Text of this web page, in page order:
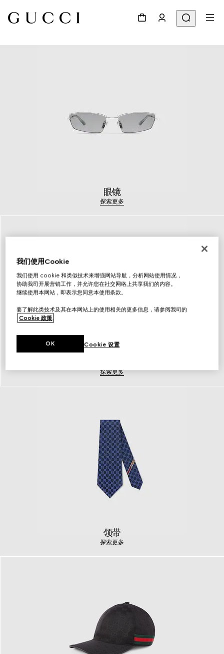
眼镜
探索更多
探索更多
领带
探索更多
我们使用Cookie
我们使用 cookie 和类似技术来增强网站导航，分析网站使用情况，
协助我司开展营销工作，并允许您在社交网络上共享我们的内容。
继续使用本网站，即表示您同意本使用条款。
要了解此类技术及其在本网站上的使用相关的更多信息，请参阅我司的
Cookie 政策。
Cookie 设置
OK